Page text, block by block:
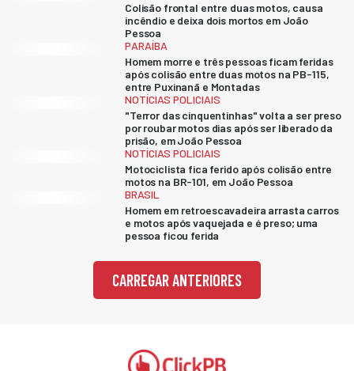
Colisão frontal entre duas motos, causa
incêndio e deixa dois mortos em João
Pessoa
PARAÍBA
Homem morre e três pessoas ficam feridas
após colisão entre duas motos na PB-115,
entre Puxinanã e Montadas
NOTÍCIAS POLICIAIS
"Terror das cinquentinhas" volta a ser preso
por roubar motos dias após ser liberado da
prisão, em João Pessoa
NOTÍCIAS POLICIAIS
Motociclista fica ferido após colisão entre
motos na BR-101, em João Pessoa
BRASIL
Homem em retroescavadeira arrasta carros
e motos após vaquejada e é preso; uma
pessoa ficou ferida
CARREGAR ANTERIORES